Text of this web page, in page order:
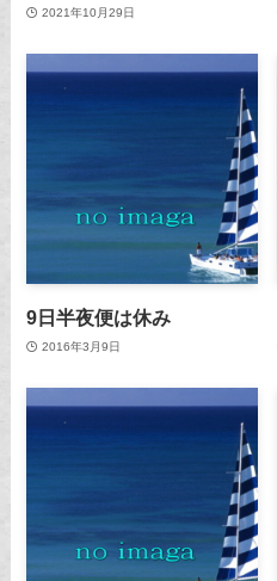
2021年10月29日
9日半夜便は休み
2016年3月9日